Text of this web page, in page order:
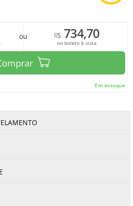
ou R$ 734,70
no boleto à vista
Em estoque
5x de R$158,00